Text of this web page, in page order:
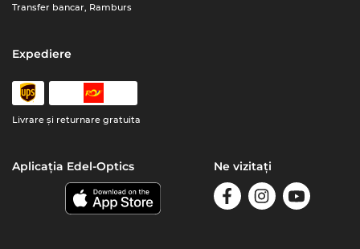
Transfer bancar, Ramburs
Expediere
Livrare şi returnare gratuita
Aplicația Edel-Optics Ne vizitați